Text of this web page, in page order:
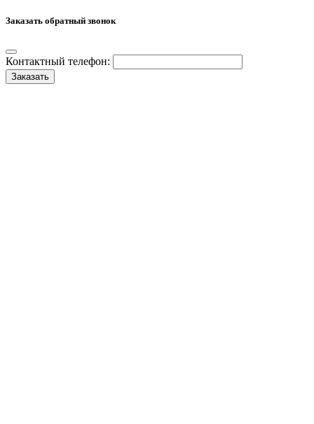
Заказать обратный звонок
Контактный телефон:
Заказать